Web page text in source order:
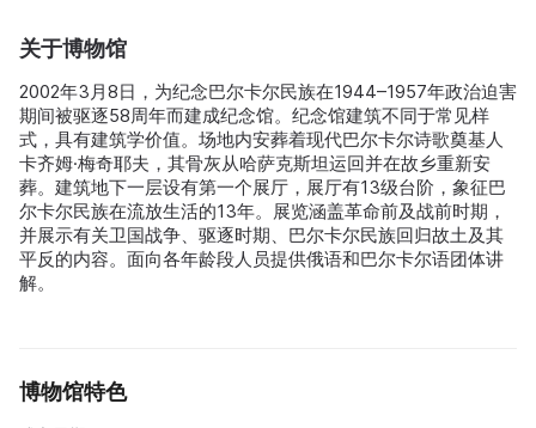
关于博物馆
2002年3月8日，为纪念巴尔卡尔民族在1944–1957年政治迫害
期间被驱逐58周年而建成纪念馆。纪念馆建筑不同于常见样
式，具有建筑学价值。场地内安葬着现代巴尔卡尔诗歌奠基人
卡齐姆·梅奇耶夫，其骨灰从哈萨克斯坦运回并在故乡重新安
葬。建筑地下一层设有第一个展厅，展厅有13级台阶，象征巴
尔卡尔民族在流放生活的13年。展览涵盖革命前及战前时期，
并展示有关卫国战争、驱逐时期、巴尔卡尔民族回归故土及其
平反的内容。面向各年龄段人员提供俄语和巴尔卡尔语团体讲
解。
博物馆特色